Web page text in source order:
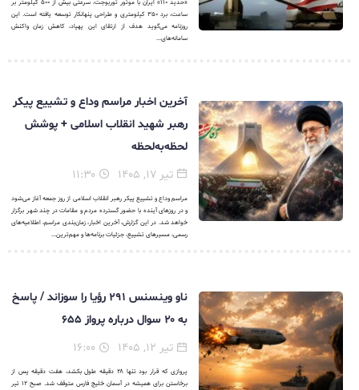
«حدید ۱۱۰» ایران با موتور توربوجت، سرعتی بیش از ۵۰۰ کیلومتر بر
ساعت، برد ۳۵۰ کیلومتری و طراحی پنهانکار توسعه یافته است. این
روزنامه می‌گوید هدف از ارتقای این پهپاد، کاهش زمان واکنش
سامانه‌های...
آخرین اخبار مراسم وداع و تشییع پیکر
رهبر شهید انقلاب اسلامی + پوشش
لحظه‌به‌لحظه
تیر ۱۷, ۱۴۰۵
مراسم وداع و تشییع پیکر رهبر انقلاب اسلامی از روز جمعه آغاز می‌شود
و در روزهای آینده با حضور گسترده مردم و مقامات در چند شهر برگزار
خواهد شد. در این گزارش، آخرین اخبار، زمان‌بندی مراسم، اطلاعیه‌های
رسمی، مسیرهای تشییع، جزئیات برنامه‌ها و مهم‌ترین...
ناو وینسنس ۲۹۱ رؤیا را سوزاند / پاسخ
به ۲۰ سوال درباره پرواز ۶۵۵
تیر ۱۲, ۱۴۰۵
پروازی که قرار بود تنها ۲۸ دقیقه طول بکشد، هفت دقیقه پس از
برخاستن برای همیشه در آسمان خلیج فارس متوقف شد. صبح ۱۲ تیر